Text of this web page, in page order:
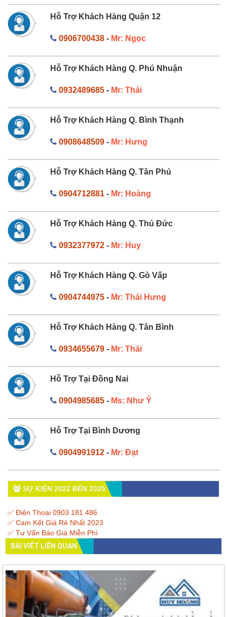
Hỗ Trợ Khách Hàng Quận 12
0906700438- Mr: Ngọc
Hỗ Trợ Khách Hàng Q. Phú Nhuận
0932489685- Mr: Thái
Hỗ Trợ Khách Hàng Q. Bình Thạnh
0908648509- Mr: Hưng
Hỗ Trợ Khách Hàng Q. Tân Phú
0904712881- Mr: Hoàng
Hỗ Trợ Khách Hàng Q. Thủ Đức
0932377972- Mr: Huy
Hỗ Trợ Khách Hàng Q. Gò Vấp
0904744975- Mr: Thái Hưng
Hỗ Trợ Khách Hàng Q. Tân Bình
0934655679- Mr: Thái
Hỗ Trợ Tại Đồng Nai
0904985685- Ms: Như Ý
Hỗ Trợ Tại Bình Dương
0904991912- Mr: Đạt
SỰ KIỆN 2022 ĐẾN 2025
✅ Điện Thoại 0903.181.486
✅ Cam Kết Giá Rẻ Nhất 2023
✅ Tư Vấn Báo Giá Miễn Phí
BÀI VIẾT LIÊN QUAN